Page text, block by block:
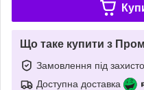
Що таке купити з
Замовлення під
Доступна доставка